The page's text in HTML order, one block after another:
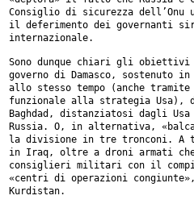
Consiglio di sicurezza dell’Onu
il deferimento dei governanti
internazionale.
Sono dunque chiari gli obiettivi
governo di Damasco, sostenuto
allo stesso tempo (anche
funzionale alla strategia Usa),
Baghdad, distanziatosi dagli
Russia. O, in alternativa,
la divisione in tre tronconi. A
in Iraq, oltre a droni armati che
consiglieri militari con il
«centri di operazioni
Kurdistan.